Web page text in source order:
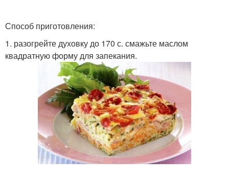
Способ приготовления:
1. разогрейте духовку до 170 с. смажьте маслом
квадратную форму для запекания.